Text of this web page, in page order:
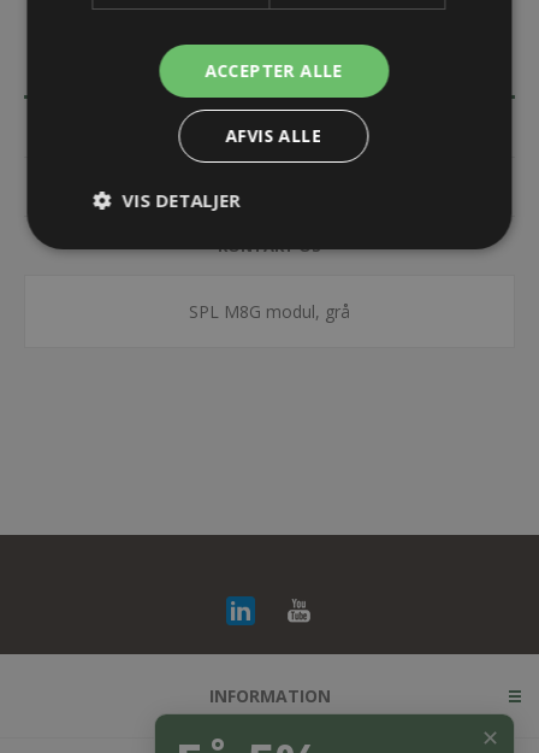
BESKRIVELSE
SPECIFIKATIONER
KONTAKT OS
SPL M8G modul, grå
INFORMATION
✕
ACCEPTER ALLE
AFVIS ALLE
VIS DETALJER